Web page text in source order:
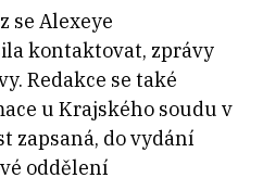
se Alexeye
kontaktovat, zprávy
Redakce se také
u Krajského soudu v
zapsaná, do vydání
oddělení